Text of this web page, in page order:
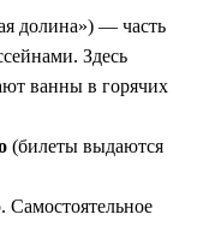
долина») — часть
Здесь
ванны в горячих
(билеты выдаются